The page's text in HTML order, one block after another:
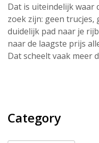
Dat is uiteindelijk waar
zoek zijn: geen trucjes,
duidelijk pad naar je
naar de laagste prijs
Dat scheelt vaak meer
Category